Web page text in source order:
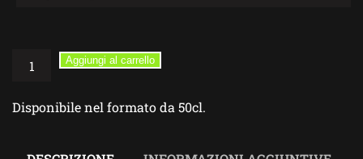
Zaffì
Artigianale
Zafferano
Aggiungi al carrello
Disponibile nel formato da 50cl.